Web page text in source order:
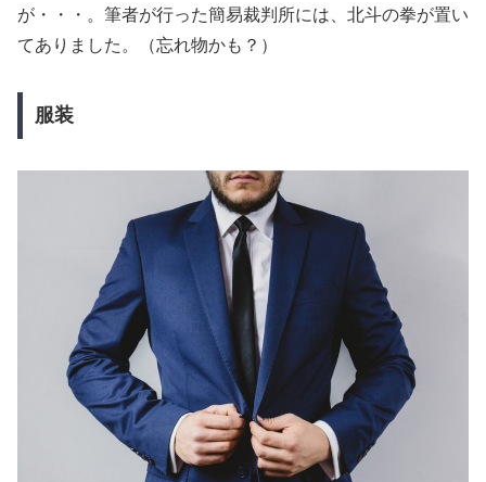
が・・・。筆者が行った簡易裁判所には、北斗の拳が置い
てありました。（忘れ物かも？）
服装